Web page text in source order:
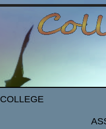
COLLEGE